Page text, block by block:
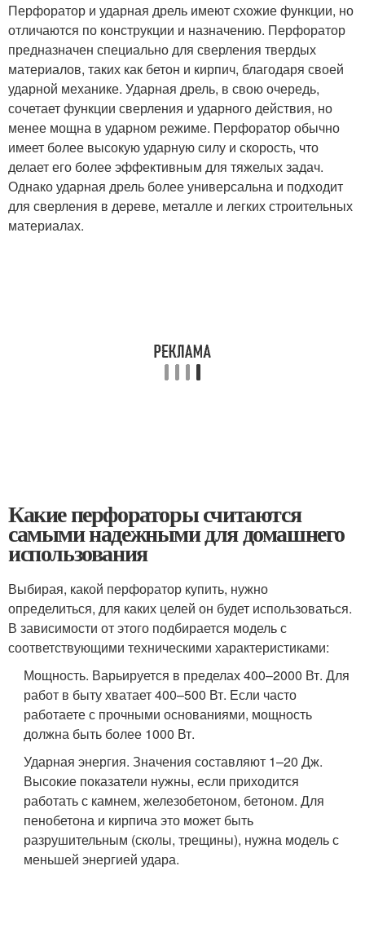
Перфоратор и ударная дрель имеют схожие функции, но
отличаются по конструкции и назначению. Перфоратор
предназначен специально для сверления твердых
материалов, таких как бетон и кирпич, благодаря своей
ударной механике. Ударная дрель, в свою очередь,
сочетает функции сверления и ударного действия, но
менее мощна в ударном режиме. Перфоратор обычно
имеет более высокую ударную силу и скорость, что
делает его более эффективным для тяжелых задач.
Однако ударная дрель более универсальна и подходит
для сверления в дереве, металле и легких строительных
материалах.
Какие перфораторы считаются
самыми надежными для домашнего
использования
Выбирая, какой перфоратор купить, нужно
определиться, для каких целей он будет использоваться.
В зависимости от этого подбирается модель с
соответствующими техническими характеристиками:
Мощность. Варьируется в пределах 400–2000 Вт. Для
работ в быту хватает 400–500 Вт. Если часто
работаете с прочными основаниями, мощность
должна быть более 1000 Вт.
Ударная энергия. Значения составляют 1–20 Дж.
Высокие показатели нужны, если приходится
работать с камнем, железобетоном, бетоном. Для
пенобетона и кирпича это может быть
разрушительным (сколы, трещины), нужна модель с
меньшей энергией удара.